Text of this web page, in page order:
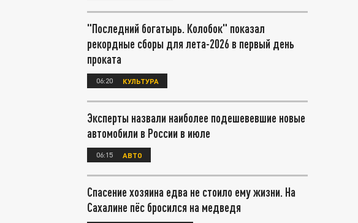
"Последний богатырь. Колобок" показал
рекордные сборы для лета-2026 в первый день
проката
06:20 КУЛЬТУРА
Эксперты назвали наиболее подешевевшие новые
автомобили в России в июле
06:15 АВТО
Спасение хозяина едва не стоило ему жизни. На
Сахалине пёс бросился на медведя